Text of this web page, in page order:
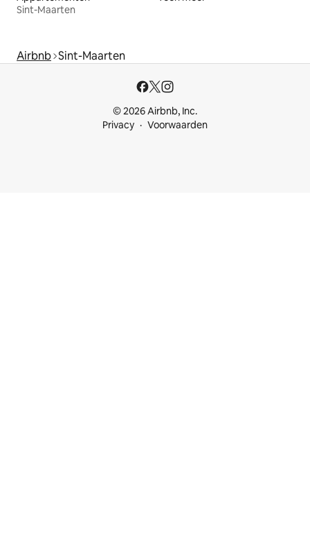
Sint-Maarten
Airbnb Sint-Maarten
© 2026 Airbnb, Inc.
Privacy
Voorwaarden